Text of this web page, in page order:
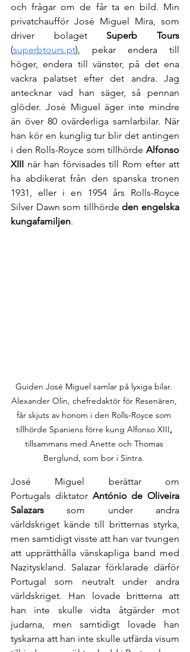
och frågar om de får ta en bild. Min
privatchaufför José Miguel Mira, som
driver bolaget Superb Tours
(superbtours.pt), pekar endera till
höger, endera till vänster, på det ena
vackra palatset efter det andra. Jag
antecknar vad han säger, så pennan
glöder. José Miguel äger inte mindre
än över 80 ovärderliga samlarbilar. När
han kör en kunglig tur blir det antingen
i den Rolls-Royce som tillhörde Alfonso
XIII när han förvisades till Rom efter att
ha abdikerat från den spanska tronen
1931, eller i en 1954 års Rolls-Royce
Silver Dawn som tillhörde den engelska
kungafamiljen.
Guiden José Miguel samlar på lyxiga bilar.
Alexander Olin, chefredaktör för Resenären,
får skjuts av honom i den Rolls-Royce som
tillhörde Spaniens förre kung Alfonso XIII,
tillsammans med Anette och Thomas
Berglund, som bor i Sintra.
José Miguel berättar om
Portugals diktator António de Oliveira
Salazars som under andra
världskriget kände till britternas styrka,
men samtidigt visste att han var tvungen
att upprätthålla vänskapliga band med
Nazityskland. Salazar förklarade därför
Portugal som neutralt under andra
världskriget. Han lovade britterna att
han inte skulle vidta åtgärder mot
judarna, men samtidigt lovade han
tyskarna att han inte skulle utfärda visum